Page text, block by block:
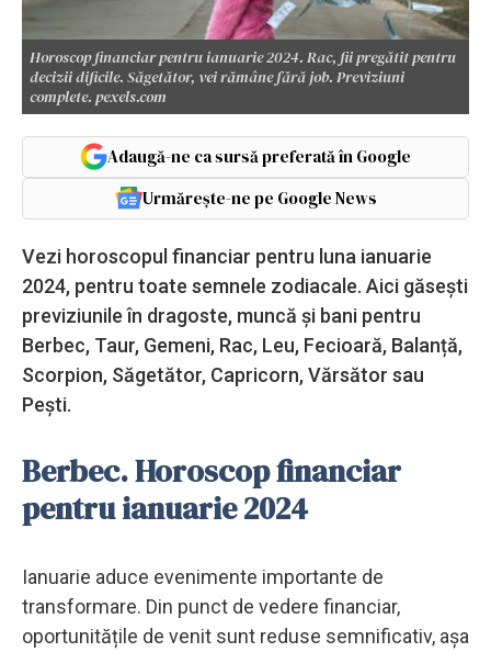
Horoscop financiar pentru ianuarie 2024. Rac, fii pregătit pentru
decizii dificile. Săgetător, vei rămâne fără job. Previziuni
complete. pexels.com
Adaugă-ne ca sursă preferată în Google
Urmărește-ne pe Google News
Vezi horoscopul financiar pentru luna ianuarie
2024, pentru toate semnele zodiacale. Aici găsești
previziunile în dragoste, muncă și bani pentru
Berbec, Taur, Gemeni, Rac, Leu, Fecioară, Balanță,
Scorpion, Săgetător, Capricorn, Vărsător sau
Pești.
Berbec. Horoscop financiar
pentru ianuarie 2024
Ianuarie aduce evenimente importante de
transformare. Din punct de vedere financiar,
oportunitățile de venit sunt reduse semnificativ, așa